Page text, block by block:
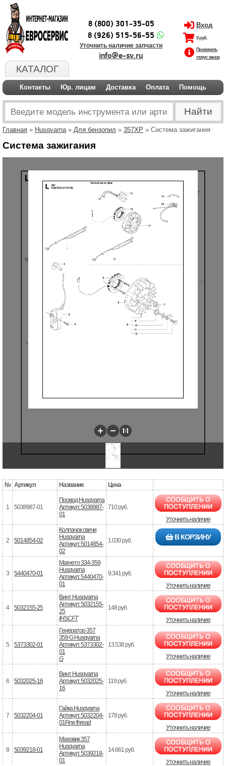
КАТАЛОГ
8 (800) 301-35-05
8 (926) 515-56-55
Уточнить наличие запчасти
info@e-sv.ru
Вход
0 руб.
Проверить
статус заказа
Контакты Юр. лицам Доставка Оплата Помощь
Главная » Husqvarna» Для бензопил » 357XP » Система зажигания
Система зажигания
№ Артикул Название Цена
1 5038987-01
Провод Husqvarna
Артикул: 5038987-
01
710 руб.
Уточнить наличие
2 5014854-02
Колпачок свечи
Husqvarna
Артикул: 5014854-
02
1.030 руб. В КОРЗИНУ
3 5440470-01
Магнето 334-359
Husqvarna
Артикул: 5440470-
01
9.341 руб.
Уточнить наличие
4 5032155-25
Винт Husqvarna
Артикул: 5032155-
25
IHSCFT
148 руб.
Уточнить наличие
5 5373302-01
Генератор 357
359 G Husqvarna
Артикул: 5373302-
01
G
13.538 руб.
Уточнить наличие
6 5032025-16
Винт Husqvarna
Артикул: 5032025-
16
119 руб.
Уточнить наличие
7 5032204-01
Гайка Husqvarna
Артикул: 5032204-
01Fine thread
178 руб.
Уточнить наличие
8 5039218-01
Маховик 357
Husqvarna
Артикул: 5039218-
01
14.661 руб.
Уточнить наличие